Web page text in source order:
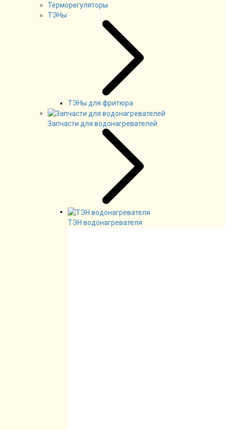
Терморегуляторы
ТЭНы
ТЭНы для фритюра
Запчасти для водонагревателей
ТЭН водонагревателя